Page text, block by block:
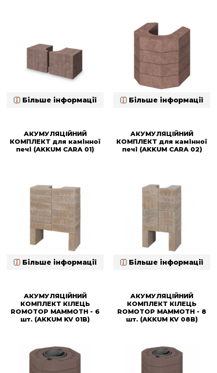
Більше інформації Більше інформації
АКУМУЛЯЦІЙНИЙ
КОМПЛЕКТ для камінної
печі (AKKUM CARA 01)
Більше інформації
АКУМУЛЯЦІЙНИЙ
КОМПЛЕКТ для камінної
печі (AKKUM CARA 02)
Більше інформації
АКУМУЛЯЦІЙНИЙ
КОМПЛЕКТ КІЛЕЦЬ
ROMOTOP MAMMOTH - 6
шт. (AKKUM KV 01B)
АКУМУЛЯЦІЙНИЙ
КОМПЛЕКТ КІЛЕЦЬ
ROMOTOP MAMMOTH - 8
шт. (AKKUM KV 08B)